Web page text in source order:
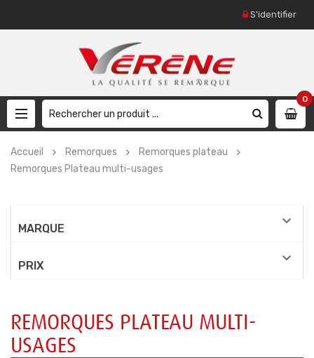
S'identifier
0
Accueil Remorques
Remorques plateau
Remorques Plateau multi-usages
MARQUE 
PRIX 
REMORQUES PLATEAU MULTI-
USAGES